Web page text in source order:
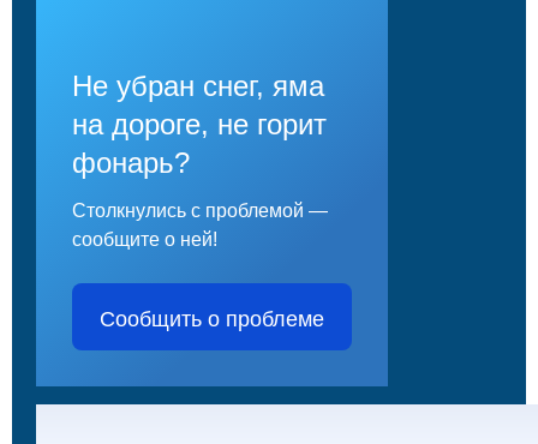
Не убран снег, яма
на дороге, не горит
фонарь?
Столкнулись с проблемой —
сообщите о ней!
Сообщить о проблеме